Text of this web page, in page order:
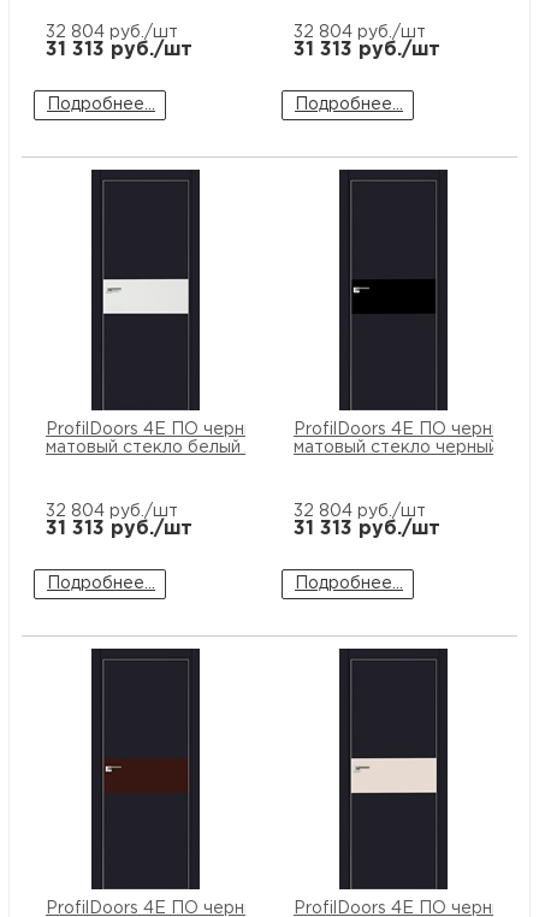
32 804 руб./шт
31 313 руб./шт
Подробнее...
32 804 руб./шт
31 313 руб./шт
Подробнее...
ProfilDoors 4E ПО черный
матовый стекло белый лак
32 804 руб./шт
31 313 руб./шт
Подробнее...
ProfilDoors 4E ПО черный
матовый стекло черный лак
32 804 руб./шт
31 313 руб./шт
Подробнее...
ProfilDoors 4E ПО черный
ProfilDoors 4E ПО черный